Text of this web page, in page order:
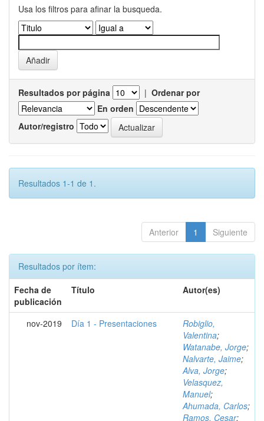
Usa los filtros para afinar la busqueda.
Resultados por página | Ordenar por
En orden
Autor/registro
Resultados 1-1 de 1.
Anterior 1 Siguiente
Resultados por ítem:
Fecha de
publicación
Título Autor(es)
nov-2019 Día 1 - Presentaciones
Robiglio,
Valentina;
Watanabe, Jorge;
Nalvarte, Jaime;
Alva, Jorge;
Velasquez,
Manuel;
Ahumada, Carlos;
Ramos, Cesar;